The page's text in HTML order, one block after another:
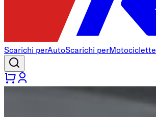
Scarichi perAutoScarichi perMotociclette